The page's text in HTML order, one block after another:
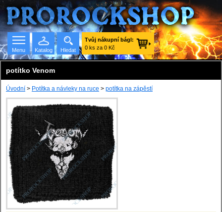
Hledat
Menu
Tvůj nákupní bágl:
0 ks za 0 Kč
potítko Venom
Úvodní > Potítka a návleky na ruce > potítka na zápěstí
Katalog